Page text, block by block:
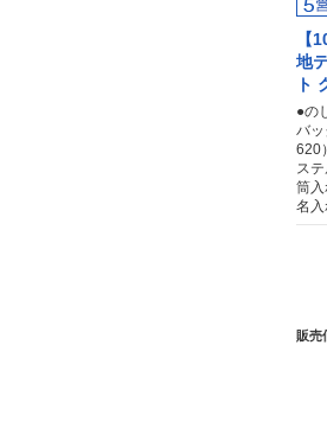
【
地
ト
●の
バ
620
ス
筒
名
販売